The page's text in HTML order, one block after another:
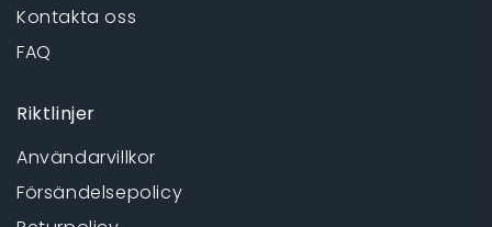
Kontakta oss
FAQ
Riktlinjer
Användarvillkor
Försändelsepolicy